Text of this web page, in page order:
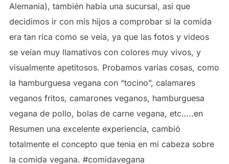
Alemania), también había una sucursal, asi que
decidimos ir con mis hijos a comprobar si la comida
era tan rica como se veía, ya que las fotos y videos
se veían muy llamativos con colores muy vivos, y
visualmente apetitosos. Probamos varias cosas, como
la hamburguesa vegana con “tocino”, calamares
veganos fritos, camarones veganos, hamburguesa
vegana de pollo, bolas de carne vegana, etc…..en
Resumen una excelente experiencia, cambió
totalmente el concepto que tenia en mi cabeza sobre
la comida vegana. #comidavegana